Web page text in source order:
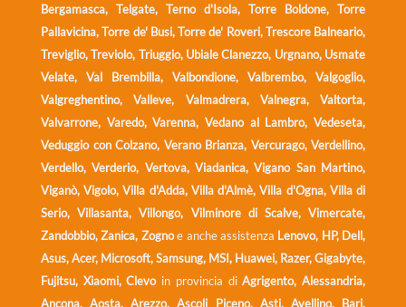
Bergamasca, Telgate, Terno d'Isola, Torre Boldone, Torre
Pallavicina, Torre de' Busi, Torre de' Roveri, Trescore Balneario,
Treviglio, Treviolo, Triuggio, Ubiale Clanezzo, Urgnano, Usmate
Velate, Val Brembilla, Valbondione, Valbrembo, Valgoglio,
Valgreghentino, Valleve, Valmadrera, Valnegra, Valtorta,
Valvarrone, Varedo, Varenna, Vedano al Lambro, Vedeseta,
Veduggio con Colzano, Verano Brianza, Vercurago, Verdellino,
Verdello, Verderio, Vertova, Viadanica, Vigano San Martino,
Viganò, Vigolo, Villa d'Adda, Villa d'Almè, Villa d'Ogna, Villa di
Serio, Villasanta, Villongo, Vilminore di Scalve, Vimercate,
Zandobbio, Zanica, Zognoe anche assistenza Lenovo, HP, Dell,
Asus, Acer, Microsoft, Samsung, MSI, Huawei, Razer, Gigabyte,
Fujitsu, Xiaomi, Clevoin provincia diAgrigento, Alessandria,
Ancona, Aosta, Arezzo, Ascoli Piceno, Asti, Avellino, Bari,